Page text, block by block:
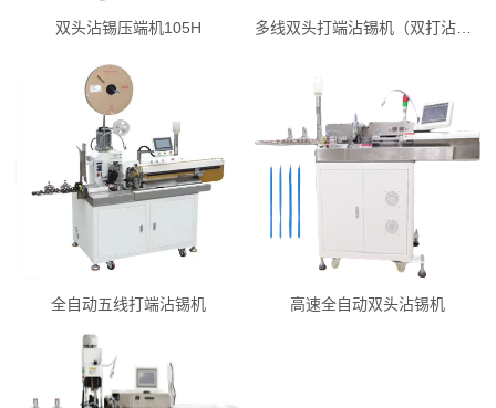
双头沾锡压端机105H
全自动五线打端沾锡机 高速全自动双头沾锡机